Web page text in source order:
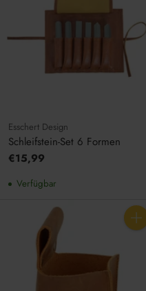
Esschert Design
Schleifstein-Set 6 Formen
€15,99
Verfügbar
Anzahl